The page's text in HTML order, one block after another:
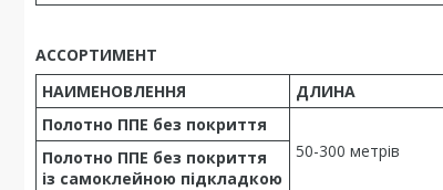
АССОРТИМЕНТ
НАИМЕНОВЛЕННЯ
ДЛИНА
Полотно ППЕ без покриття
50-300 метрів
Полотно ППЕ без покриття
із самоклейною підкладкою